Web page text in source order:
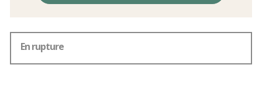
En rupture